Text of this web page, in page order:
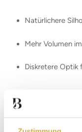
Natürlichere
Mehr Volumen
Diskretere Optik